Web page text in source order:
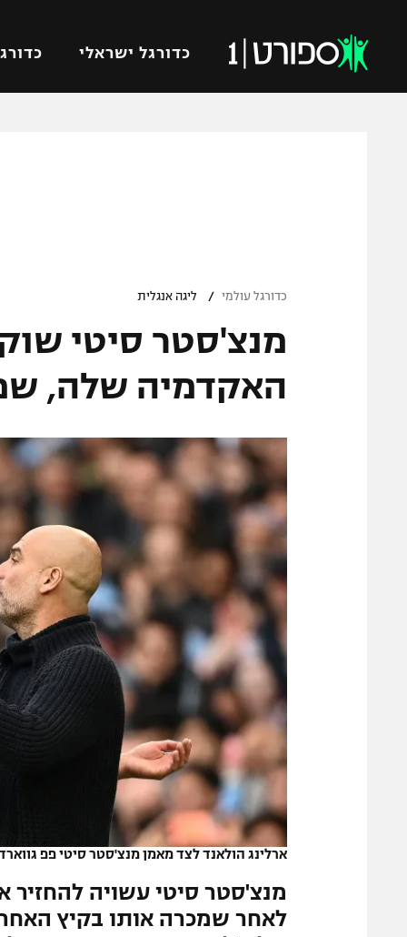
כדורגל ישראלי
ברחבה
"מעל הליגה" – פודקאסט
משתתפים וזוכים בפרסים
תקנון משתתפים וזוכים בפרסים
תקנון עבור פעילות אלקטרה
תקנון עבור פעילות ספורט 1 – "מרלן"
טניס
גיימינג E-Sports
תנאי שימוש
מדיניות פרטיות
תקנון פעילות ספורט 1
רשיון להקרנה פומבית לבית עסק
הצטרפות לחבילת הערוצים
לוח דרושים – ג'ובנט
המגזין
מכבי
בית"ר
מכבי
בני
כדורגל עולמי / ליגה אנגלית
מנצ'סטר סיטי
האקדמיה שלה,
ארלינג הולאנד לצד מאמן מנצ'סטר סיטי פפ
מנצ'סטר סיטי עשויה להחזיר
לאחר שמכרה אותו בקיץ